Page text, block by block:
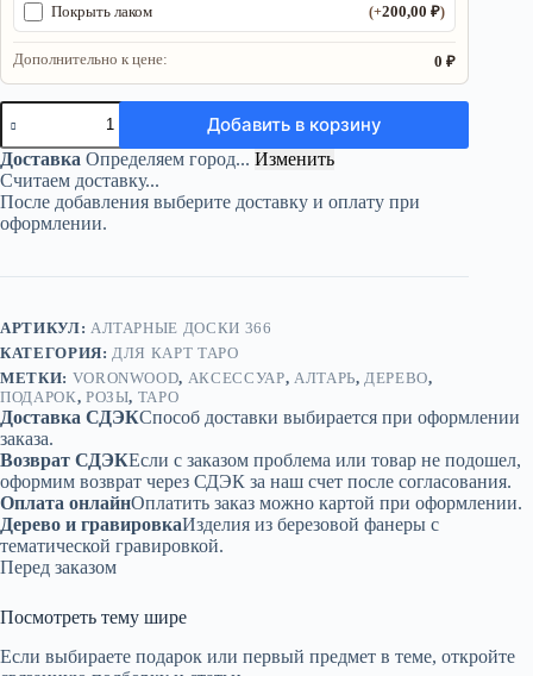
Покрыть лаком (+200,00₽)
Дополнительно к цене: 0 ₽
Количество
товара
Подставки
«Розы»
—
дерево
Добавить в корзину
Доставка Определяем город... Изменить
Считаем доставку...
После добавления выберите доставку и оплату при
оформлении.
АРТИКУЛ: АЛТАРНЫЕ ДОСКИ 366
КАТЕГОРИЯ: ДЛЯ КАРТ ТАРО
МЕТКИ: VORONWOOD, АКСЕССУАР, АЛТАРЬ, ДЕРЕВО,
ПОДАРОК, РОЗЫ, ТАРО
Доставка СДЭКСпособ доставки выбирается при оформлении
заказа.
Возврат СДЭКЕсли с заказом проблема или товар не подошел,
оформим возврат через СДЭК за наш счет после согласования.
Оплата онлайнОплатить заказ можно картой при оформлении.
Дерево и гравировкаИзделия из березовой фанеры с
тематической гравировкой.
Перед заказом
Посмотреть тему шире
Если выбираете подарок или первый предмет в теме, откройте